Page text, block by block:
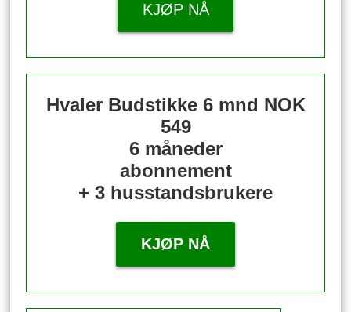
KJØP NÅ
Hvaler Budstikke 6 mnd NOK
549
6 måneder
abonnement
+ 3 husstandsbrukere
KJØP NÅ